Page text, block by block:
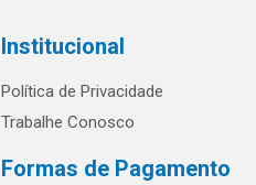
Institucional
Política de Privacidade
Trabalhe Conosco
Formas de Pagamento